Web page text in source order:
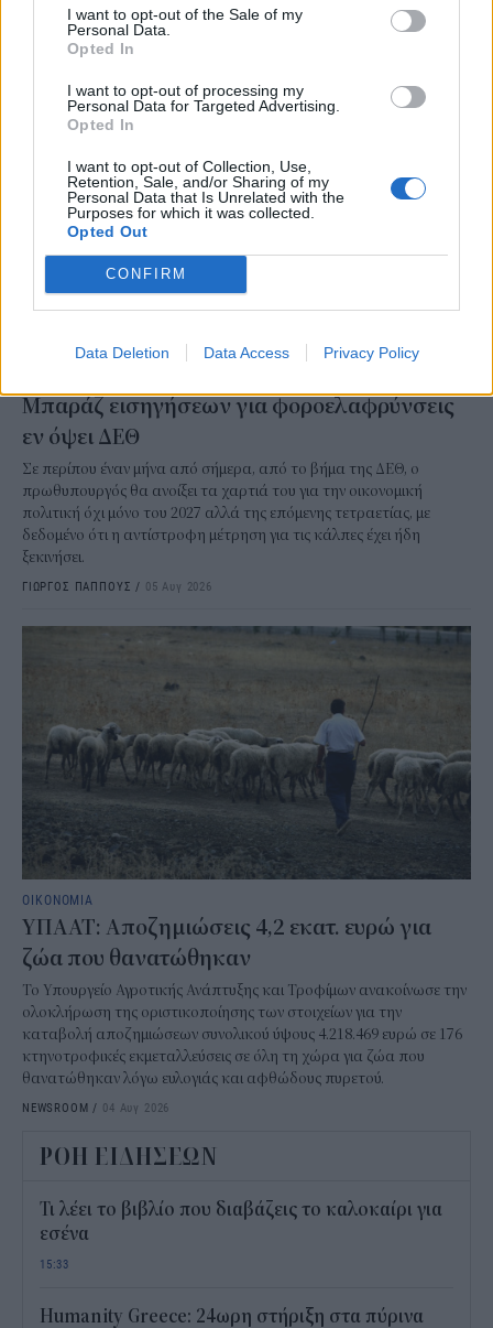
I want to opt-out of the Sale of my
Personal Data.
Opted In
I want to opt-out of processing my
Personal Data for Targeted Advertising.
Opted In
I want to opt-out of Collection, Use,
Retention, Sale, and/or Sharing of my
Personal Data that Is Unrelated with the
Purposes for which it was collected.
Opted Out
CONFIRM
Data Deletion Data Access Privacy Policy
Ιουλίου, έχουν ολοκληρωθεί 66.578 ρυθμίσεις, οι οποίες
αντιστοιχούν σε αρχικές οφειλές ύψους 20,19 δισ. ευρώ.
Μπαράζ εισηγήσεων για φοροελαφρύνσεις
εν όψει ΔΕΘ
Σε περίπου έναν μήνα από σήμερα, από το βήμα της ΔΕΘ, ο
πρωθυπουργός θα ανοίξει τα χαρτιά του για την οικονομική
πολιτική όχι μόνο του 2027 αλλά της επόμενης τετραετίας, με
δεδομένο ότι η αντίστροφη μέτρηση για τις κάλπες έχει ήδη
ξεκινήσει.
ΓΙΩΡΓΟΣ ΠΑΠΠΟΥΣ / 05 Αυγ 2026
ΟΙΚΟΝΟΜΙΑ
ΥΠΑΑΤ: Αποζημιώσεις 4,2 εκατ. ευρώ για
ζώα που θανατώθηκαν
Το Υπουργείο Αγροτικής Ανάπτυξης και Τροφίμων ανακοίνωσε την
ολοκλήρωση της οριστικοποίησης των στοιχείων για την
καταβολή αποζημιώσεων συνολικού ύψους 4.218.469 ευρώ σε 176
κτηνοτροφικές εκμεταλλεύσεις σε όλη τη χώρα για ζώα που
θανατώθηκαν λόγω ευλογιάς και αφθώδους πυρετού.
NEWSROOM / 04 Αυγ 2026
ΡΟΗ ΕΙΔΗΣΕΩΝ
Τι λέει το βιβλίο που διαβάζεις το καλοκαίρι για
εσένα
15:33
Humanity Greece: 24ωρη στήριξη στα πύρινα